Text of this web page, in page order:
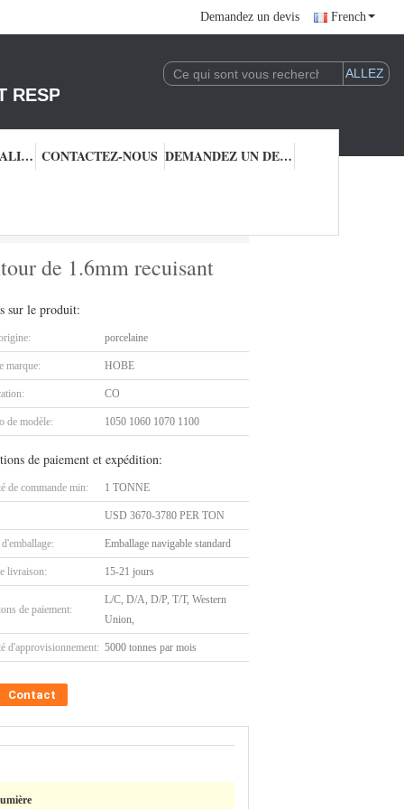
Demandez un devis French
DE L'EXPLOITATION DE LA
CONTRÔLE QUALITÉ CONTACTEZ-NOUS DEMANDEZ UN DEVIS
de 1.6mm recuisant
sur le produit:
porcelaine
marque: HOBE
CO
de modèle: 1050 1060 1070 1100
de paiement et expédition:
de commande min: 1 TONNE
USD 3670-3780 PER TON
Emballage navigable standard
livraison: 15-21 jours
de paiement:
L/C, D/A, D/P, T/T, Western
Union,
d'approvisionnement: 5000 tonnes par mois
Contact